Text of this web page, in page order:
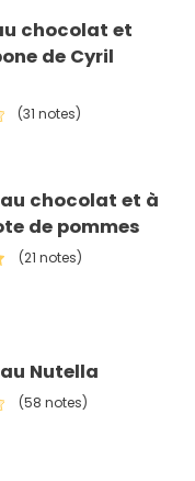
chocolat et
de Cyril
(31 notes)
chocolat et à
de pommes
(21 notes)
Nutella
(58 notes)